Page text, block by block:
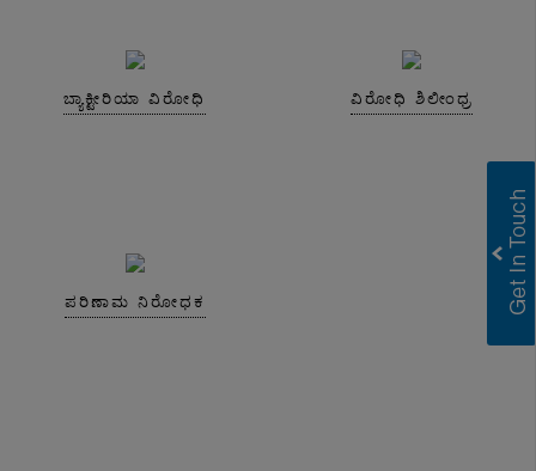
ಬ್ಯಾಕ್ಟೀರಿಯಾ ವಿರೋಧಿ ವಿರೋಧಿ ಶಿಲೀಂಧ್ರ
ಪರಿಣಾಮ ನಿರೋಧಕ